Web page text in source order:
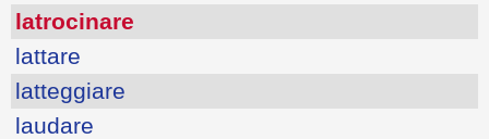
latrocinare
lattare
latteggiare
laudare